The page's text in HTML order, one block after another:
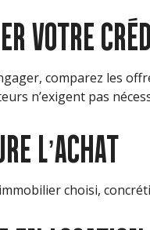
VOTRE
comparez les
n’exigent pas
L’ACHAT
choisi,